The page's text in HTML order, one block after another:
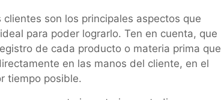
son los principales aspectos que
para poder lograrlo. Ten en cuenta, que
de cada producto o materia prima que
en las manos del cliente, en el
tiempo posible.